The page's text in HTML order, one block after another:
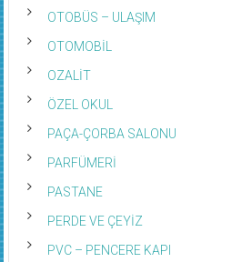
OTOBÜS – ULAŞIM
OTOMOBİL
OZALİT
ÖZEL OKUL
PAÇA-ÇORBA SALONU
PARFÜMERİ
PASTANE
PERDE VE ÇEYİZ
PVC – PENCERE KAPI